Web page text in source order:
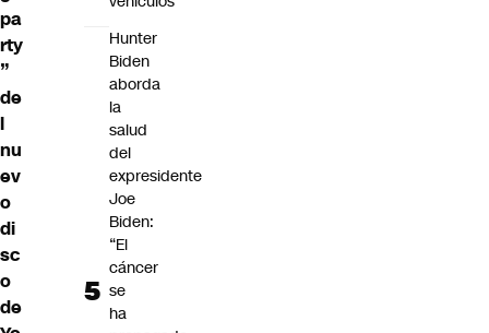
pa
rty
”
de
l
nu
ev
o
di
sc
o
de
Hunter
Biden
aborda
la
salud
del
expresidente
Joe
Biden:
“El
cáncer
se
ha